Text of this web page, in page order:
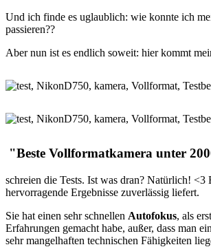
Und ich finde es uglaublich: wie konnte ich
passieren??
Aber nun ist es endlich soweit: hier kommt
"Beste Vollformatkamera unter
schreien die Tests. Ist was dran? Natürlich! <3
hervorragende Ergebnisse zuverlässig liefert.
Sie hat einen sehr schnellen Autofokus, als
Erfahrungen gemacht habe, außer, dass man
sehr mangelhaften technischen Fähigkeiten